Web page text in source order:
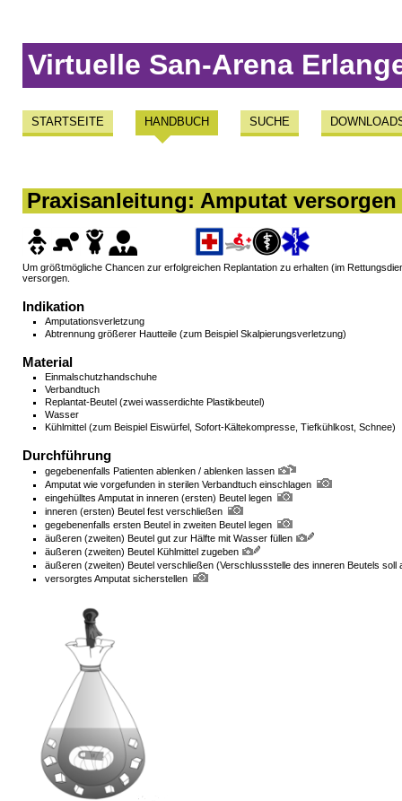
Virtuelle San-Arena
STARTSEITE HANDBUCH SUCHE
Praxisanleitung: Amputat versorgen
Um größtmögliche Chancen zur erfolgreichen Replantation zu erhalten (im
versorgen.
Indikation
Amputationsverletzung
Abtrennung größerer Hautteile (zum Beispiel Skalpierungsverletzung)
Material
Einmalschutzhandschuhe
Verbandtuch
Replantat-Beutel (zwei wasserdichte Plastikbeutel)
Wasser
Kühlmittel (zum Beispiel Eiswürfel, Sofort-Kältekompresse, Tiefkühlkost, Schnee)
Durchführung
gegebenenfalls Patienten ablenken / ablenken lassen
Amputat wie vorgefunden in sterilen Verbandtuch einschlagen
eingehülltes Amputat in inneren (ersten) Beutel legen
inneren (ersten) Beutel fest verschließen
gegebenenfalls ersten Beutel in zweiten Beutel legen
äußeren (zweiten) Beutel gut zur Hälfte mit Wasser füllen
äußeren (zweiten) Beutel Kühlmittel zugeben
äußeren (zweiten) Beutel verschließen (Verschlussstelle des inneren Beutels
versorgtes Amputat sicherstellen